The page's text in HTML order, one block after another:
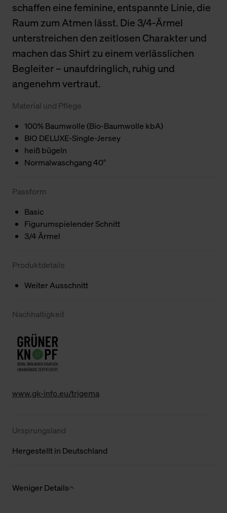
schaffen eine feminine, entspannte Linie, die
Raum zum Atmen lässt. Die 3/4-Ärmel
unterstreichen den zeitlosen Charakter und
machen das Shirt zu einem verlässlichen
Begleiter – unaufdringlich, ruhig und
angenehm vertraut.
Material und Pflege
100% Baumwolle (Bio-Baumwolle kbA)
BIO DELUXE-Single-Jersey
heiß bügeln
Normalwaschgang 40°
Passform
Basic
Figurumspielender Schnitt
3/4 Ärmel
Produktdetails
Weiter Ausschnitt
Nachhaltigkeit
www.gk-info.eu/trigema
Ursprungsland
Hergestellt in Deutschland
Weniger Details